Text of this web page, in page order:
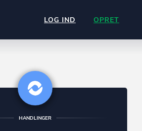
LOG IND OPRET
HANDLINGER